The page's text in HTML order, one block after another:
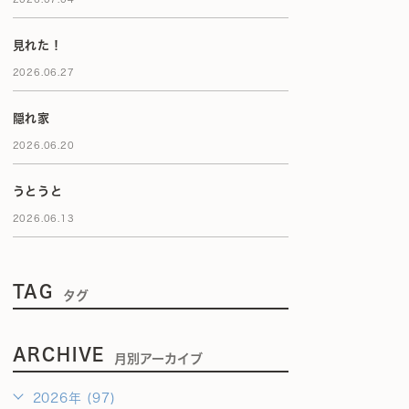
見れた！
2026.06.27
隠れ家
2026.06.20
うとうと
2026.06.13
TAG タグ
ARCHIVE 月別アーカイブ
2026年 (97)